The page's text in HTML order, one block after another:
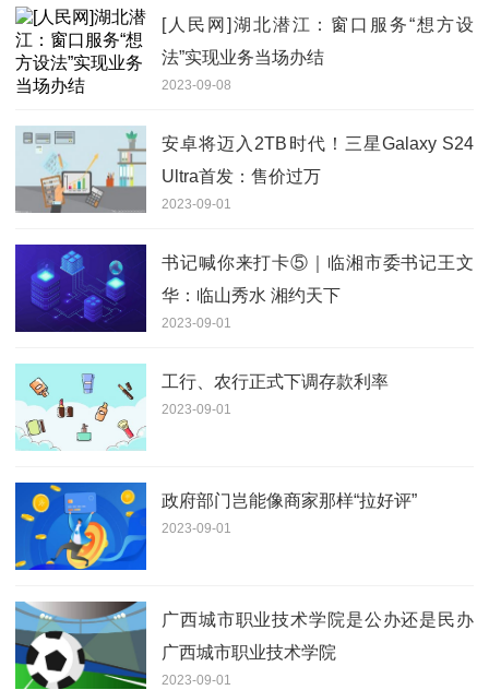
[人民网]湖北潜江：窗口服务“想方设
法”实现业务当场办结
2023-09-08
安卓将迈入2TB时代！三星Galaxy S24
Ultra首发：售价过万
2023-09-01
书记喊你来打卡⑤｜临湘市委书记王文
华：临山秀水 湘约天下
2023-09-01
工行、农行正式下调存款利率
2023-09-01
政府部门岂能像商家那样“拉好评”
2023-09-01
广西城市职业技术学院是公办还是民办
广西城市职业技术学院
2023-09-01